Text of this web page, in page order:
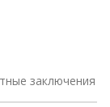
заключения